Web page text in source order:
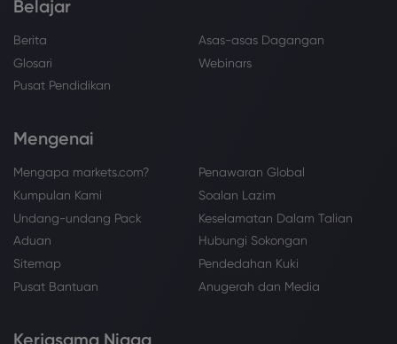
Belajar
Berita
Asas-asas Dagangan
Glosari
Webinars
Pusat Pendidikan
Mengenai
Mengapa markets.com?
Penawaran Global
Kumpulan Kami
Soalan Lazim
Undang-undang Pack
Keselamatan Dalam Talian
Aduan
Hubungi Sokongan
Sitemap
Pendedahan Kuki
Pusat Bantuan
Anugerah dan Media
Kerjasama Niaga